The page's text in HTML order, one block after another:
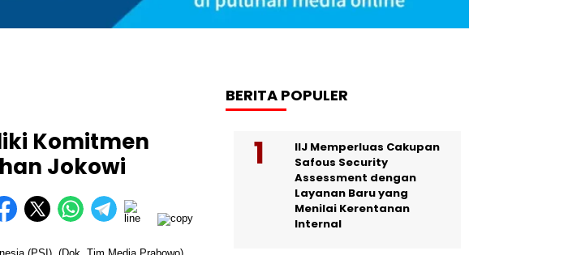
Komitmen
Jokowi
BERITA POPULER
IIJ Memperluas Cakupan
Safous Security
Assessment dengan
Layanan Baru yang
Menilai Kerentanan
Internal